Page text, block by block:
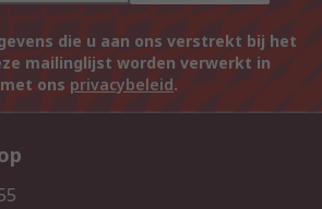
die u aan ons verstrekt bij het
mailinglijst worden verwerkt in
ons privacybeleid.